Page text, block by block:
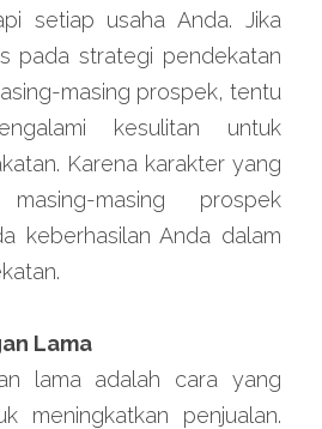
setiap usaha Anda. Jika
pada strategi pendekatan
masing prospek, tentu
kesulitan untuk
Karena karakter yang
masing prospek
keberhasilan Anda dalam
Lama
lama adalah cara yang
meningkatkan penjualan.